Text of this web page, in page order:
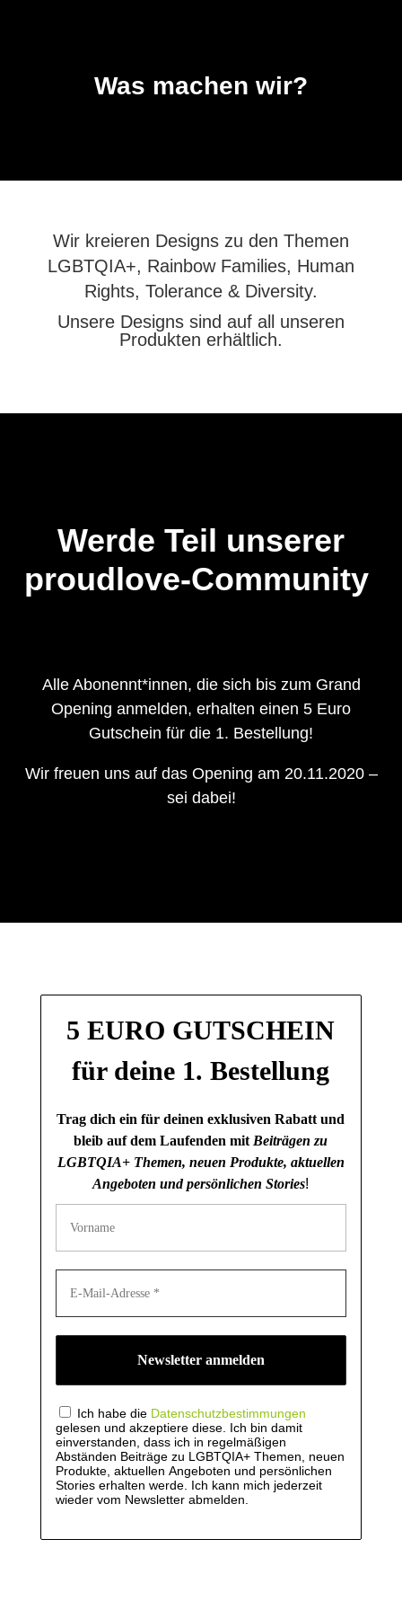
Was machen wir?
Wir kreieren Designs zu den Themen
LGBTQIA+, Rainbow Families, Human
Rights, Tolerance & Diversity.
Unsere Designs sind auf all unseren
Produkten erhältlich.
Werde Teil unserer
proudlove-Community
Alle Abonennt*innen, die sich bis zum Grand
Opening anmelden, erhalten einen 5 Euro
Gutschein für die 1. Bestellung!
Wir freuen uns auf das Opening am 20.11.2020 –
sei dabei!
5 EURO GUTSCHEIN
für deine 1. Bestellung
Trag dich ein für deinen exklusiven Rabatt und
bleib auf dem Laufenden mit Beiträgen zu
LGBTQIA+ Themen, neuen Produkte, aktuellen
Angeboten und persönlichen Stories!
Ich habe die Datenschutzbestimmungen
gelesen und akzeptiere diese. Ich bin damit
einverstanden, dass ich in regelmäßigen
Abständen Beiträge zu LGBTQIA+ Themen, neuen
Produkte, aktuellen Angeboten und persönlichen
Stories erhalten werde. Ich kann mich jederzeit
wieder vom Newsletter abmelden.